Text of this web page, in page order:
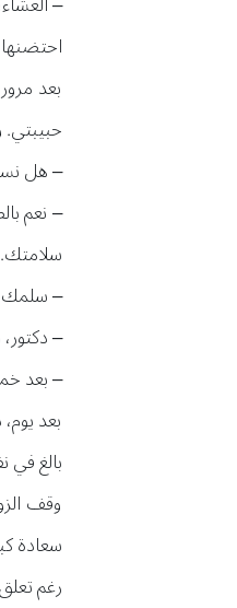
بعد
– هل
– نعم
سلامتك.
– سلمك
–
– بعد
بعد
بالغ في
وقف
سعادة
رغم